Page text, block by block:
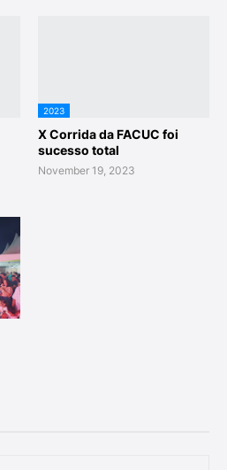
2023
X Corrida da FACUC foi
sucesso total
November 19, 2023